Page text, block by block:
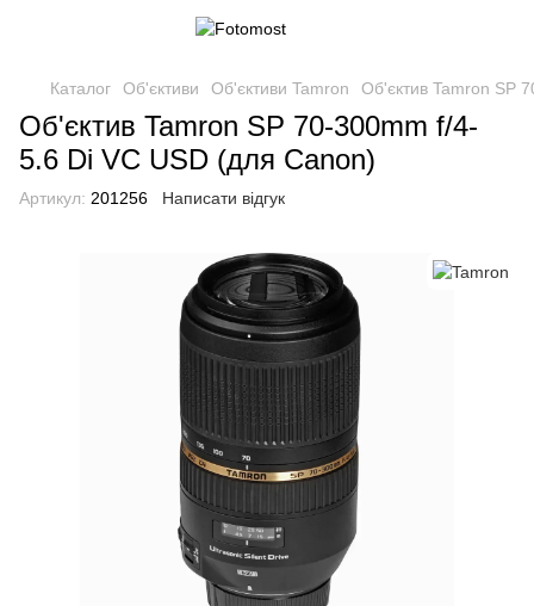
Каталог Об'єктиви Об'єктиви Tamron Об'єктив Tamron SP
Об'єктив Tamron SP 70-300mm f/4-
5.6 Di VC USD (для Canon)
Артикул: 201256 Написати відгук